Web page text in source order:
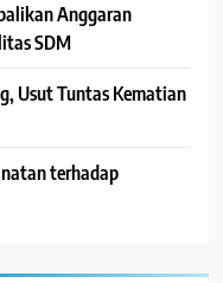
Anggaran
SDM
Usut Tuntas Kematian
terhadap